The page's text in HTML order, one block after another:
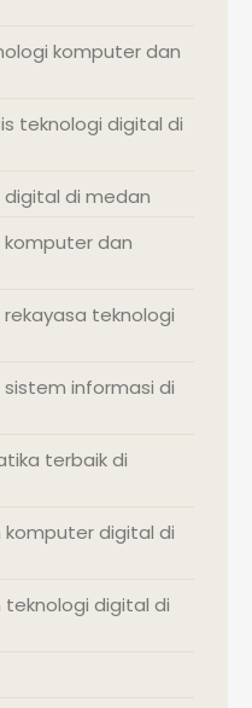
komputer dan
teknologi digital di
di medan
dan
teknologi
informasi di
terbaik di
komputer digital di
teknologi digital di